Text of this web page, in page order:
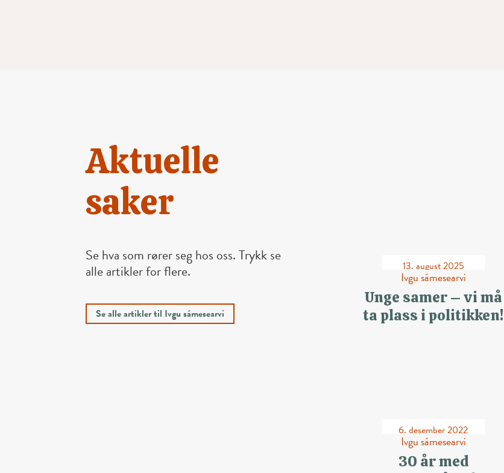
Aktuelle
saker
Se hva som rører seg hos oss. Trykk se
alle artikler for flere.
Se alle artikler til Ivgu sámesearvi
13. august 2025
Ivgu sámesearvi
Unge samer – vi må
ta plass i politikken!
6. desember 2022
Ivgu sámesearvi
30 år med